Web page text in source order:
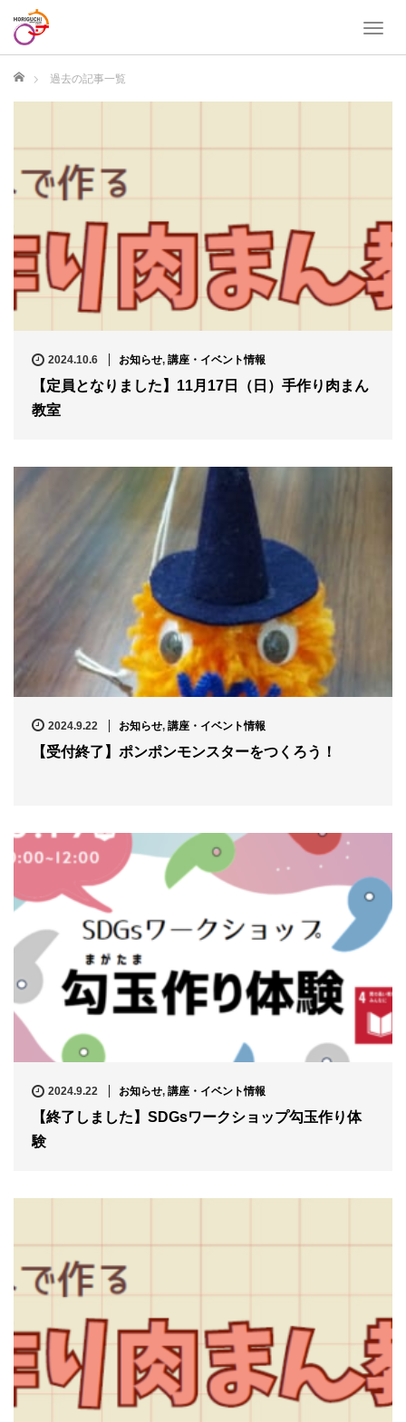
T
l
n
g
a
t
i
o
n
ホーム 過去の記事一覧
2024.10.6 お知らせ, 講座・イベント情報
【定員となりました】11月17日（日）手作り肉まん
教室
2024.9.22 お知らせ, 講座・イベント情報
【受付終了】ポンポンモンスターをつくろう！
2024.9.22 お知らせ, 講座・イベント情報
【終了しました】SDGsワークショップ勾玉作り体
験